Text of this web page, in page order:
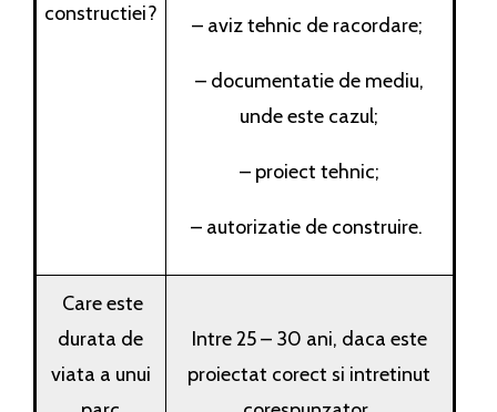
constructiei?
– aviz tehnic de racordare;
– documentatie de mediu,
unde este cazul;
– proiect tehnic;
– autorizatie de construire.
Care este
durata de
viata a unui
Intre 25 – 30 ani, daca este
proiectat corect si intretinut